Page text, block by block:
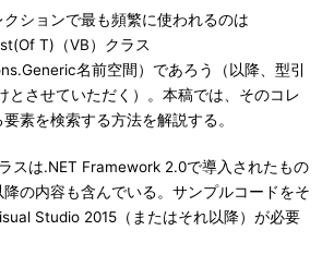
ションで最も頻繁に使われるのは
T)（VB）クラス
名前空間）であろう（以降、型引
とさせていただく）。本稿では、そのコレ
素を検索する方法を解説する。
スは.NET Framework 2.0で導入されたもの
の内容も含んでいる。サンプルコードをそ
Studio 2015（またはそれ以降）が必要